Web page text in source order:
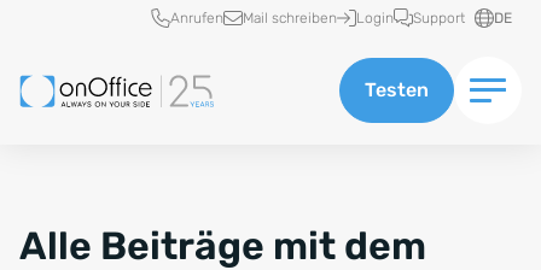
Schnellzugriff
Anrufen Mail schreiben Login Support DE
Testen
Alle Beiträge mit dem